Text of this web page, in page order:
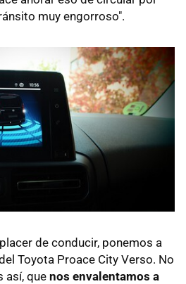
muy engorroso".
de conducir, ponemos a
Toyota Proace City Verso. No
así, quenos envalentamos a